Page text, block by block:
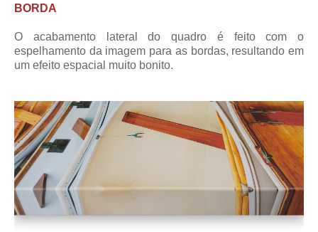
BORDA
O acabamento lateral do quadro é feito com o
espelhamento da imagem para as bordas, resultando em
um efeito espacial muito bonito.